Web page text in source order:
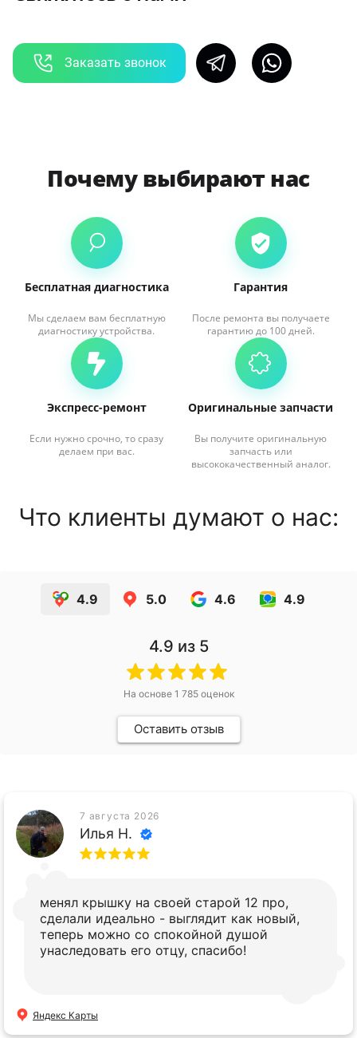
Заказать звонок
Почему выбирают нас
Бесплатная диагностика
Мы сделаем вам бесплатную
диагностику устройства.
Гарантия
После ремонта вы получаете
гарантию до 100 дней.
Экспресс-ремонт
Если нужно срочно, то сразу
делаем при вас.
Оригинальные запчасти
Вы получите оригинальную
запчасть или
высококачественный аналог.
Что клиенты думают о нас:
4.9 5.0 4.6 4.9
4.9 из 5
На основе 1 785оценок
Оставить отзыв
7 августа 2026
Илья Н.
менял крышку на своей старой 12 про,
сделали идеально - выглядит как новый,
теперь можно со спокойной душой
унаследовать его отцу, спасибо!
Яндекс Карты